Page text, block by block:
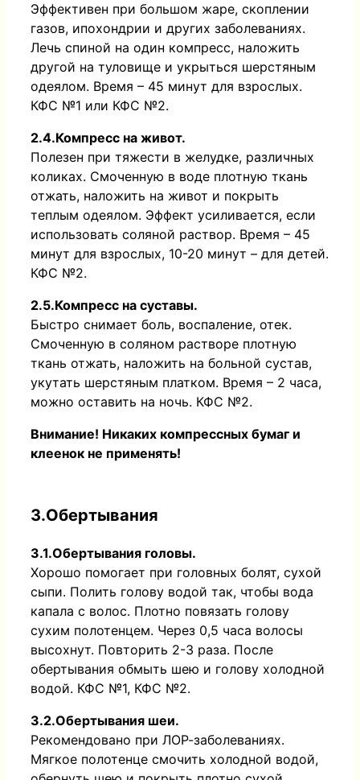
Эффективен при большом жаре, скоплении
газов, ипохондрии и других заболеваниях.
Лечь спиной на один компресс, наложить
другой на туловище и укрыться шерстяным
одеялом. Время – 45 минут для взрослых.
КФС №1 или КФС №2.
2.4.Компресс на живот.
Полезен при тяжести в желудке, различных
коликах. Смоченную в воде плотную ткань
отжать, наложить на живот и покрыть
теплым одеялом. Эффект усиливается, если
использовать соляной раствор. Время – 45
минут для взрослых, 10-20 минут – для детей.
КФС №2.
2.5.Компресс на суставы.
Быстро снимает боль, воспаление, отек.
Смоченную в соляном растворе плотную
ткань отжать, наложить на больной сустав,
укутать шерстяным платком. Время – 2 часа,
можно оставить на ночь. КФС №2.
Внимание! Никаких компрессных бумаг и
клеенок не применять!
3.Обертывания
3.1.Обертывания головы.
Хорошо помогает при головных болят, сухой
сыпи. Полить голову водой так, чтобы вода
капала с волос. Плотно повязать голову
сухим полотенцем. Через 0,5 часа волосы
высохнут. Повторить 2-3 раза. После
обертывания обмыть шею и голову холодной
водой. КФС №1, КФС №2.
3.2.Обертывания шеи.
Рекомендовано при ЛОР-заболеваниях.
Мягкое полотенце смочить холодной водой,